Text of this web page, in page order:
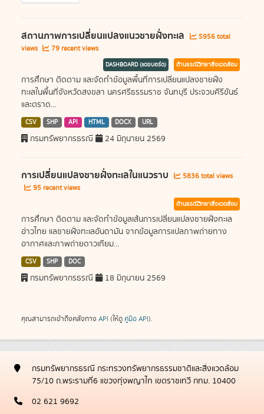
สถานภาพการเปลี่ยนแปลงแนวชายฝั่งทะเล
5956 total
views
79 recent views
DASHBOARD (แดชบอร์ด) ด้านธรณีวิทยาสิ่งแวดล้อม
การศึกษา ติดตาม และจัดทำข้อมูลพื้นที่การเปลี่ยนแปลงชายฝั่ง
ทะเลในพื้นที่จังหวัดสงขลา นครศรีธรรมราช จันทบุรี ประจวบคีรีขันธ์
และตราด...
CSV SHP API HTML DOCX URL
กรมทรัพยากรธรณี 24 มิถุนายน 2569
การเปลี่ยนแปลงชายฝั่งทะเลในแนวราบ
5836 total views
95 recent views
ด้านธรณีวิทยาสิ่งแวดล้อม
การศึกษา ติดตาม และจัดทำข้อมูลเส้นการเปลี่ยนแปลงชายฝั่งทะเล
อ่าวไทย แลชายฝั่งทะเลอันดามัน จากข้อมูลการแปลภาพถ่ายทาง
อากาศและภาพถ่ายดาวเทียม...
CSV SHP DOC
กรมทรัพยากรธรณี 18 มิถุนายน 2569
คุณสามารถเข้าถึงคลังทาง API (ให้ดู คู่มือ API).
กรมทรัพยากรธรณี กระทรวงทรัพยากรธรรมชาติและสิ่งแวดล้อม
75/10 ถ.พระรามที่6 แขวงทุ่งพญาไท เขตราชเทวี กทม. 10400
02 621 9692